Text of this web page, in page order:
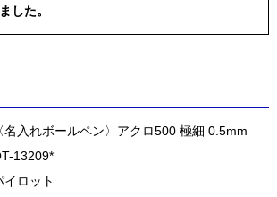
した。
〈名入れボールペン〉アクロ500 極細 0.5mm
13209*
イロット